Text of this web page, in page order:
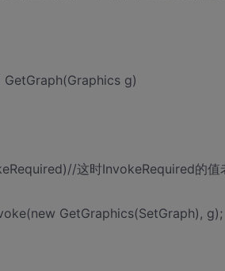
g)
这时InvokeRequired的值
GetGraphics(SetGraph), g);